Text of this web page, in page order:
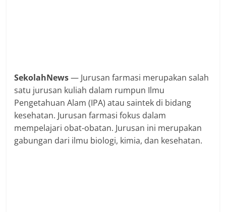
SekolahNews— Jurusan farmasi merupakan salah
satu jurusan kuliah dalam rumpun Ilmu
Pengetahuan Alam (IPA) atau saintek di bidang
kesehatan. Jurusan farmasi fokus dalam
mempelajari obat-obatan. Jurusan ini merupakan
gabungan dari ilmu biologi, kimia, dan kesehatan.